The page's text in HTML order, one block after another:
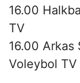
16.00
TV
16.00 Arkas
Voleybol TV